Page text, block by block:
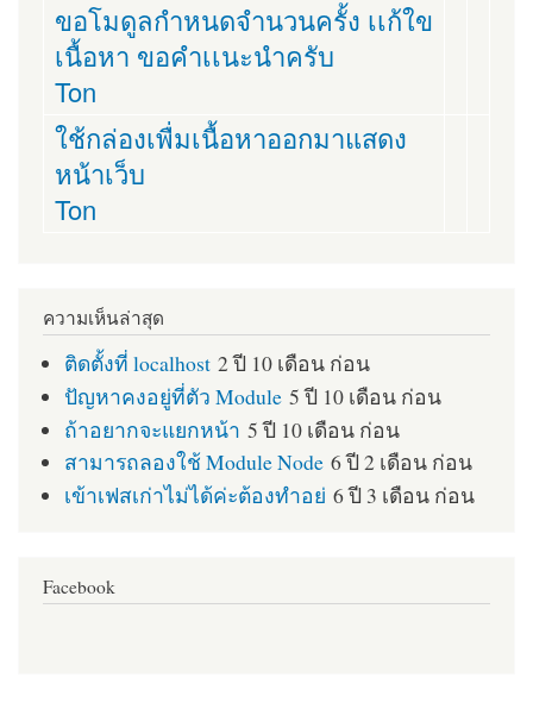
ขอโมดูลกำหนดจำนวนครั้ง เเก้ใข
เนื้อหา ขอคำเเนะนำครับ
Ton
ใช้กล่องเพื่มเนื้อหาออกมาแสดง
หน้าเว็บ
Ton
ความเห็นล่าสุด
ติดตั้งที่ localhost 2 ปี 10 เดือน ก่อน
ปัญหาคงอยู่ที่ตัว Module 5 ปี 10 เดือน ก่อน
ถ้าอยากจะแยกหน้า 5 ปี 10 เดือน ก่อน
สามารถลองใช้ Module Node 6 ปี 2 เดือน ก่อน
เข้าเฟสเก่าไม่ได้ค่ะต้องทำอย่ 6 ปี 3 เดือน ก่อน
Facebook